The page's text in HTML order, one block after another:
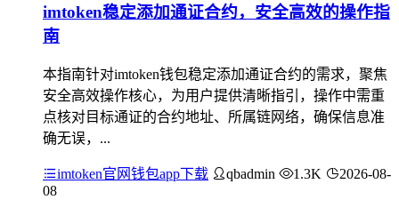
imtoken稳定添加通证合约，安全高效的操作指
南
本指南针对imtoken钱包稳定添加通证合约的需求，聚焦
安全高效操作核心，为用户提供清晰指引，操作中需重
点核对目标通证的合约地址、所属链网络，确保信息准
确无误，...
imtoken官网钱包app下载 qbadmin 1.3K
2026-08-
08